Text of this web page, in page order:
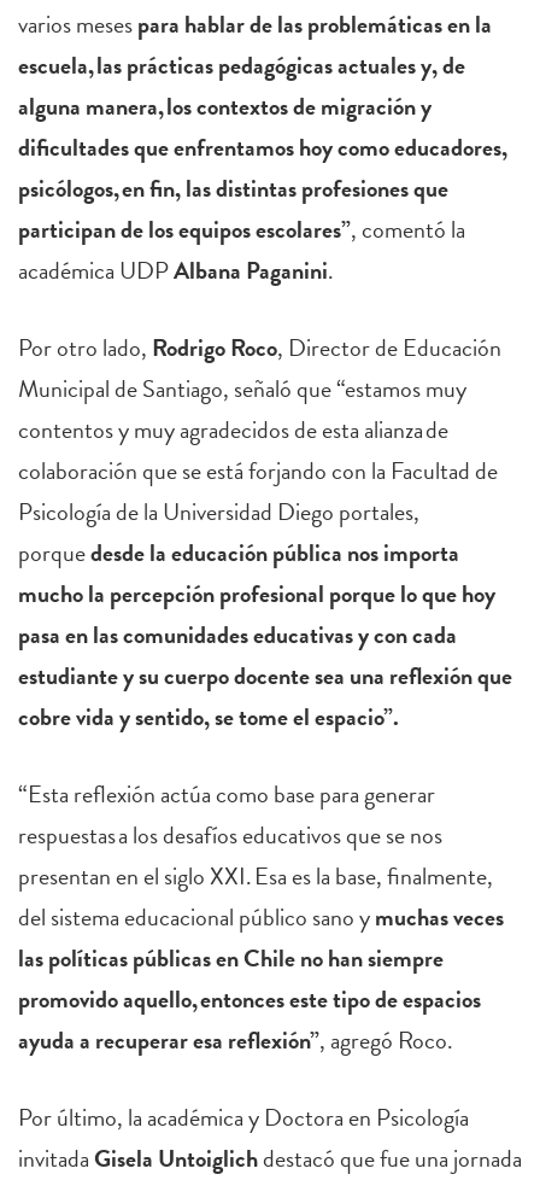
varios mesespara hablar de las problemáticas en la
escuela, las prácticas pedagógicas actuales y, de
alguna manera, los contextos de migración y
dificultades que enfrentamos hoy como educadores,
psicólogos, en fin, las distintas profesiones que
participan de los equipos escolares”, comentó la
académica UDPAlbana Paganini.
Por otro lado, Rodrigo Roco, Director de Educación
Municipal de Santiago, señaló que “estamos muy
contentos y muy agradecidos de esta alianza de
colaboración que se está forjando con la Facultad de
Psicología de la Universidad Diego portales,
porquedesde la educación pública nos importa
mucho la percepción profesional porque lo que hoy
pasa en las comunidades educativas y con cada
estudiante y su cuerpo docente sea una reflexión que
cobre vida y sentido, se tome el espacio”.
“Esta reflexión actúa como base para generar
respuestas a los desafíos educativos que se nos
presentan en el siglo XXI. Esa es la base, finalmente,
del sistema educacional público sano ymuchas veces
las políticas públicas en Chile no han siempre
promovido aquello, entonces este tipo de espacios
ayuda a recuperar esa reflexión”, agregó Roco.
Por último, la académica y Doctora en Psicología
invitadaGisela Untoiglichdestacó que fue una jornada